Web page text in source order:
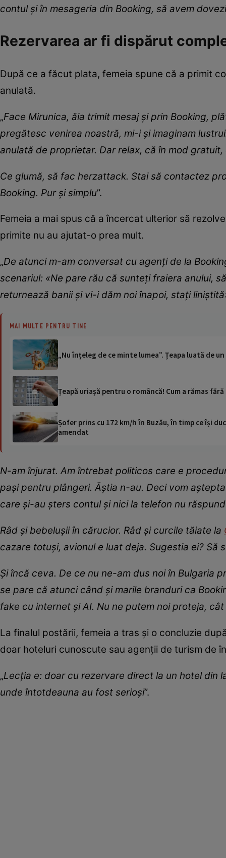
contul și în mesageria din Booking, să avem
Rezervarea ar fi dispărut
După ce a făcut plata, femeia spune că a primit
anulată.
„Face Mirunica, ăia trimit mesaj și prin Booking,
pregătesc venirea noastră, mi-i și imaginam
anulată de proprietar. Dar relax, că în mod
Ce glumă, să fac herzattack. Stai să contactez
Booking. Pur și simplu”.
Femeia a mai spus că a încercat ulterior să
primite nu au ajutat-o prea mult.
„De atunci m-am conversat cu agenți de la
scenariul: «Ne pare rău că sunteți fraiera anului,
returnează banii și vi-i dăm noi înapoi, stați liniștită
MAI MULTE PENTRU TINE
„Nu înțeleg de ce minte lumea”. Țeapa luată de
Țeapă uriașă pentru o româncă! Cum a rămas
Șofer prins cu 172 km/h în Buzău, în timp ce își
amendat
N-am înjurat. Am întrebat politicos care e
pași pentru plângeri. Ăștia n-au. Deci vom
care și-au șters contul și nici la telefon nu
Râd și bebelușii în cărucior. Râd și curcile tăiate la
cazare totuși, avionul e luat deja. Sugestia ei? Să
Și încă ceva. De ce nu ne-am dus noi în Bulgaria
se pare că atunci când și marile branduri ca
fake cu internet și AI. Nu ne putem noi proteja,
La finalul postării, femeia a tras și o concluzie
doar hoteluri cunoscute sau agenții de turism de
„Lecția e: doar cu rezervare direct la un hotel din
unde întotdeauna au fost serioși”.